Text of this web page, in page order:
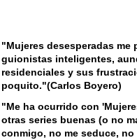
"Mujeres desesperadas me
guionistas inteligentes,
residenciales y sus
poquito."(Carlos Boyero)
"Me ha ocurrido con
otras series buenas (o no
conmigo, no me seduce,